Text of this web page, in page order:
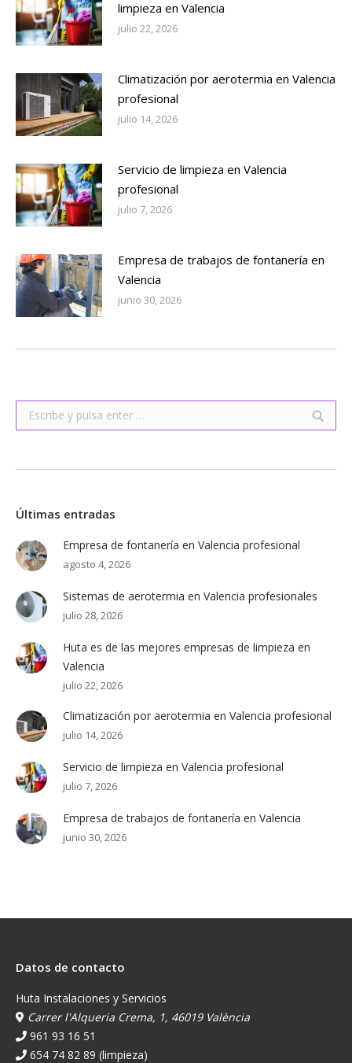
limpieza en Valencia
julio 22, 2026
Climatización por aerotermia en Valencia
profesional
julio 14, 2026
Servicio de limpieza en Valencia
profesional
julio 7, 2026
Empresa de trabajos de fontanería en
Valencia
junio 30, 2026
Buscar:
Últimas entradas
Empresa de fontanería en Valencia profesional
agosto 4, 2026
Sistemas de aerotermia en Valencia profesionales
julio 28, 2026
Huta es de las mejores empresas de limpieza en
Valencia
julio 22, 2026
Climatización por aerotermia en Valencia profesional
julio 14, 2026
Servicio de limpieza en Valencia profesional
julio 7, 2026
Empresa de trabajos de fontanería en Valencia
junio 30, 2026
Datos de contacto
Huta Instalaciones y Servicios
Carrer l'Alqueria Crema, 1, 46019 València
961 93 16 51
654 74 82 89 (limpieza)